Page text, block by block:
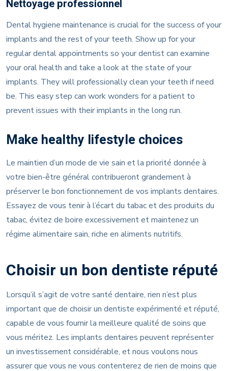
Nettoyage professionnel
Dental hygiene maintenance is crucial for the success of your
implants and the rest of your teeth. Show up for your
regular dental appointments so your dentist can examine
your oral health and take a look at the state of your
implants. They will professionally clean your teeth if need
be. This easy step can work wonders for a patient to
prevent issues with their implants in the long run.
Make healthy lifestyle choices
Le maintien d’un mode de vie sain et la priorité donnée à
votre bien-être général contribueront grandement à
préserver le bon fonctionnement de vos implants dentaires.
Essayez de vous tenir à l’écart du tabac et des produits du
tabac, évitez de boire excessivement et maintenez un
régime alimentaire sain, riche en aliments nutritifs.
Choisir un bon dentiste réputé
Lorsqu’il s’agit de votre santé dentaire, rien n’est plus
important que de choisir un dentiste expérimenté et réputé,
capable de vous fournir la meilleure qualité de soins que
vous méritez. Les implants dentaires peuvent représenter
un investissement considérable, et nous voulons nous
assurer que vous ne vous contenterez de rien de moins que